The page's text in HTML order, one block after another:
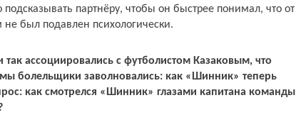
партнёру, чтобы он быстрее понимал, что от
не был подавлен психологически.
ассоциировались с футболистом Казаковым, что
болельщики заволновались: как «Шинник» теперь
как смотрелся «Шинник» глазами капитана команды